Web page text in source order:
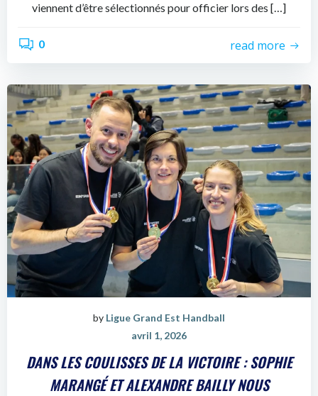
viennent d’être sélectionnés pour officier lors des […]
0 read more
by Ligue Grand Est Handball
avril 1, 2026
DANS LES COULISSES DE LA VICTOIRE : SOPHIE
MARANGÉ ET ALEXANDRE BAILLY NOUS